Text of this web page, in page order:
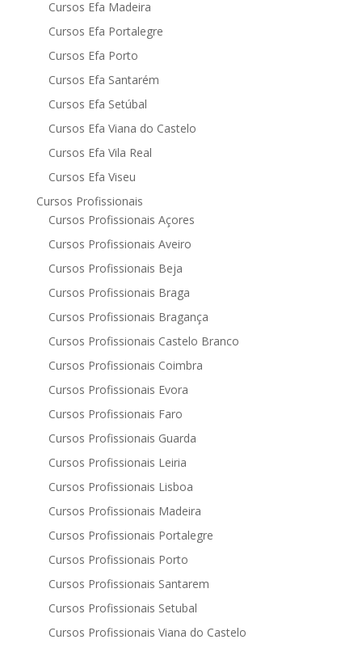
Cursos Efa Madeira
Cursos Efa Portalegre
Cursos Efa Porto
Cursos Efa Santarém
Cursos Efa Setúbal
Cursos Efa Viana do Castelo
Cursos Efa Vila Real
Cursos Efa Viseu
Cursos Profissionais
Cursos Profissionais Açores
Cursos Profissionais Aveiro
Cursos Profissionais Beja
Cursos Profissionais Braga
Cursos Profissionais Bragança
Cursos Profissionais Castelo Branco
Cursos Profissionais Coimbra
Cursos Profissionais Evora
Cursos Profissionais Faro
Cursos Profissionais Guarda
Cursos Profissionais Leiria
Cursos Profissionais Lisboa
Cursos Profissionais Madeira
Cursos Profissionais Portalegre
Cursos Profissionais Porto
Cursos Profissionais Santarem
Cursos Profissionais Setubal
Cursos Profissionais Viana do Castelo